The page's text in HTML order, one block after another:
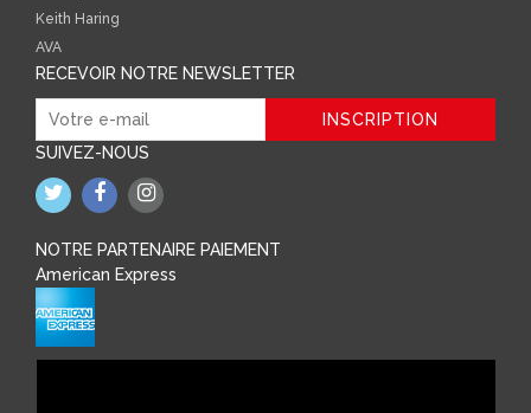
Keith Haring
AVA
RECEVOIR NOTRE NEWSLETTER
SUIVEZ-NOUS
NOTRE PARTENAIRE PAIEMENT
American Express